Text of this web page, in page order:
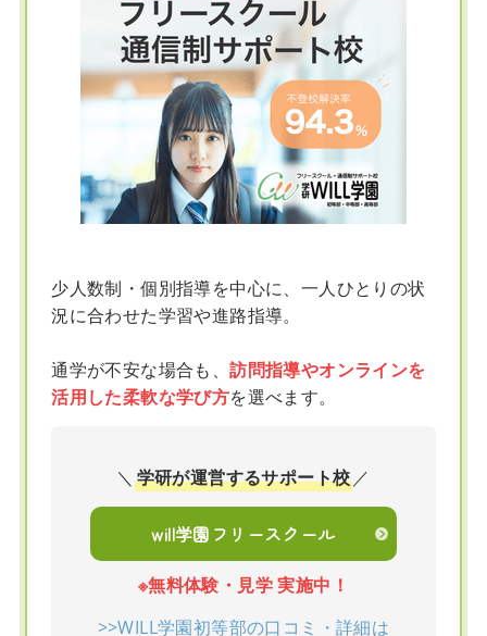
少人数制・個別指導を中心に、一人ひとりの状
況に合わせた学習や進路指導。
通学が不安な場合も、訪問指導やオンラインを
活用した柔軟な学び方を選べます。
＼ 学研が運営するサポート校／
will学園フリースクール
※無料体験・見学 実施中！
>>WILL学園初等部の口コミ・詳細は